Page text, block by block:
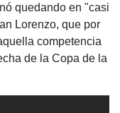
quedando en "casi
Lorenzo, que por
competencia
de la Copa de la